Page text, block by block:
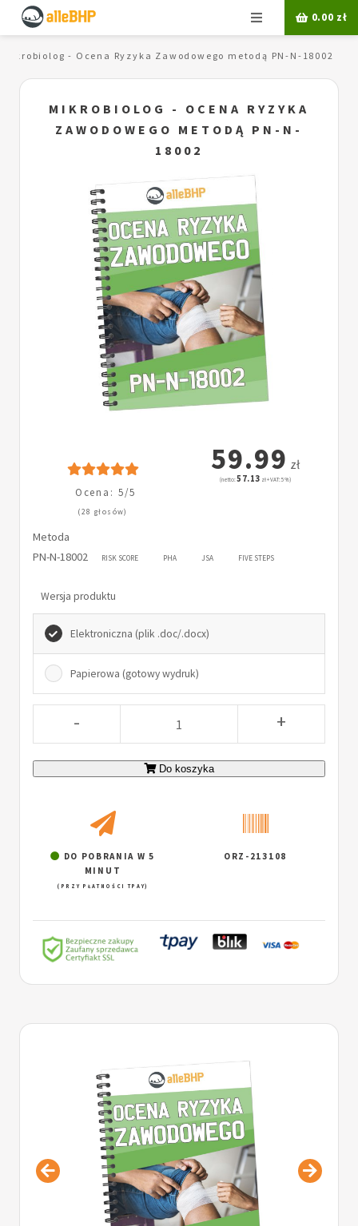
Menu 0.00 zł
Mikrobiolog - Ocena Ryzyka Zawodowego metodą PN-N-18002
MIKROBIOLOG - OCENA RYZYKA
ZAWODOWEGO METODĄ PN-N-
18002
Ocena: 5/5
(28 głosów)
59.99 zł
(netto:57.13 zł + VAT: 5%)
Metoda
PN-N-18002
RISK SCORE PHA JSA FIVE STEPS
Wersja produktu
Elektroniczna (plik .doc/.docx)
Papierowa (gotowy wydruk)
- +
Do koszyka
DO POBRANIA W 5
MINUT
(PRZY PŁATNOŚCI TPAY)
ORZ-213108